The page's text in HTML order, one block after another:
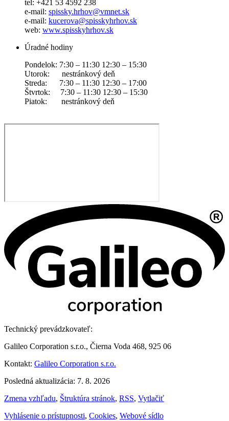
tel: +421 53 4592 238
e-mail: spissky.hrhov@vmnet.sk
e-mail: kucerova@spisskyhrhov.sk
web: www.spisskyhrhov.sk
Úradné hodiny
Pondelok: 7:30 – 11:30 12:30 – 15:30
Utorok: nestránkový deň
Streda: 7:30 – 11:30 12:30 – 17:00
Štvrtok: 7:30 – 11:30 12:30 – 15:30
Piatok: nestránkový deň
Technický prevádzkovateľ:
Galileo Corporation s.r.o., Čierna Voda 468, 925 06
Kontakt: Galileo Corporation s.r.o.
Posledná aktualizácia: 7. 8. 2026
Zmena vzhľadu, Štruktúra stránok, RSS, Vytlačiť
Vyhlásenie o prístupnosti, Cookies, Webové sídlo